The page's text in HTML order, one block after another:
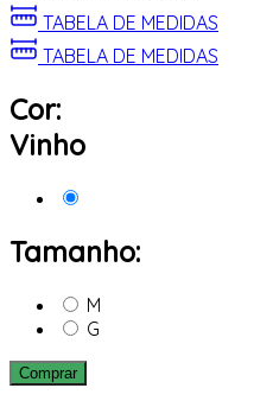
TABELA DE MEDIDAS
TABELA DE MEDIDAS
Cor:
Vinho
Tamanho:
M
G
Comprar